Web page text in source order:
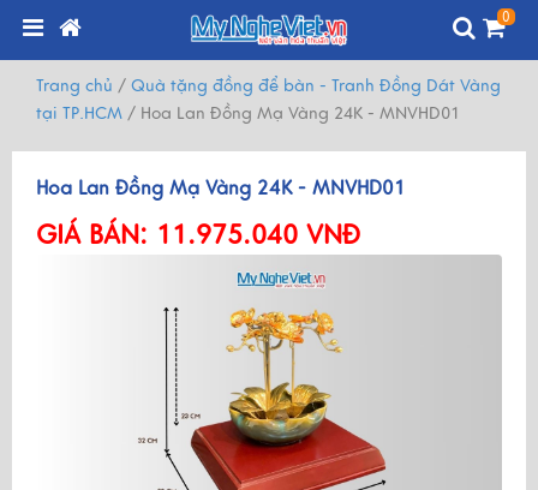
0
Trang chủ / Quà tặng đồng để bàn - Tranh Đồng Dát Vàng
tại TP.HCM / Hoa Lan Đồng Mạ Vàng 24K - MNVHD01
Hoa Lan Đồng Mạ Vàng 24K - MNVHD01
GIÁ BÁN: 11.975.040 VNĐ